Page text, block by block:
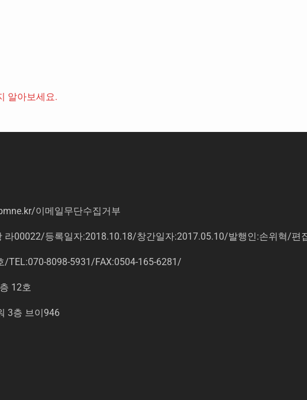
알아보세요.
/이메일무단수집거부
00022/등록일자:2018.10.18/창간일자:2017.05.10/발행인:손위혁/편
TEL:070-8098-5931/FAX:0504-165-6281/
12호
3층 브이946